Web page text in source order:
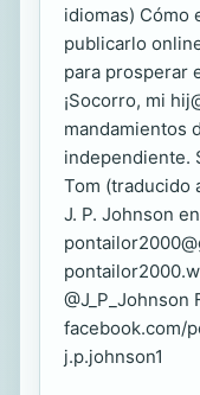
idiomas) Cómo
publicarlo
para prosperar
¡Socorro, mi
mandamientos
independiente.
Tom (traducido
J. P. Johnson
@J_P_Johnson
facebook.com/
j.p.johnson1